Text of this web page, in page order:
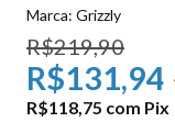
Marca: Grizzly
R$219,90
R$131,94
R$118,75 com Pix